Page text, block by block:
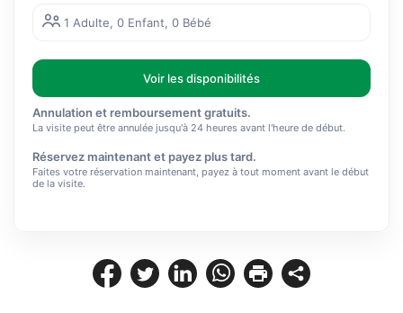
1 Adulte, 0 Enfant, 0 Bébé
Voir les disponibilités
Annulation et remboursement gratuits.
La visite peut être annulée jusqu'à 24 heures avant l'heure de début.
Réservez maintenant et payez plus tard.
Faites votre réservation maintenant, payez à tout moment avant le début
de la visite.